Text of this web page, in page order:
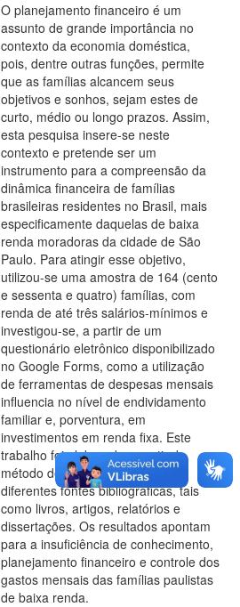
O planejamento financeiro é um
assunto de grande importância no
contexto da economia doméstica,
pois, dentre outras funções, permite
que as famílias alcancem seus
objetivos e sonhos, sejam estes de
curto, médio ou longo prazos. Assim,
esta pesquisa insere-se neste
contexto e pretende ser um
instrumento para a compreensão da
dinâmica financeira de famílias
brasileiras residentes no Brasil, mais
especificamente daquelas de baixa
renda moradoras da cidade de São
Paulo. Para atingir esse objetivo,
utilizou-se uma amostra de 164 (cento
e sessenta e quatro) famílias, com
renda de até três salários-mínimos e
investigou-se, a partir de um
questionário eletrônico disponibilizado
no Google Forms, como a utilização
de ferramentas de despesas mensais
influencia no nível de endividamento
familiar e, porventura, em
investimentos em renda fixa. Este
trabalho foi elaborado a partir do
método descritivo, utilizando
diferentes fontes bibliográficas, tais
como livros, artigos, relatórios e
dissertações. Os resultados apontam
para a insuficiência de conhecimento,
planejamento financeiro e controle dos
gastos mensais das famílias paulistas
de baixa renda.